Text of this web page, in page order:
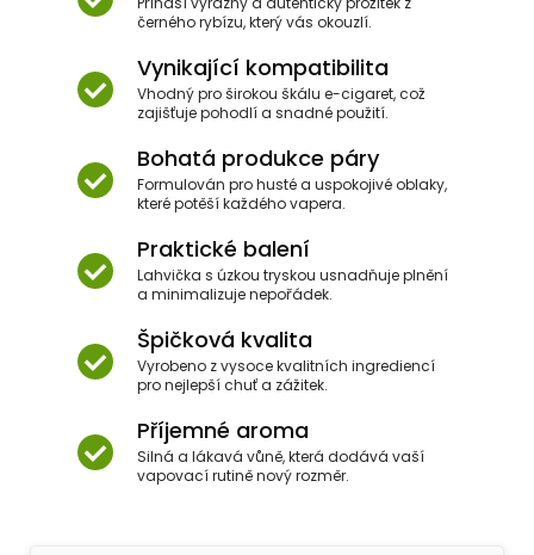
černého rybízu, který vás okouzlí.
Vynikající kompatibilita
Vhodný pro širokou škálu e-cigaret, což
zajišťuje pohodlí a snadné použití.
Bohatá produkce páry
Formulován pro husté a uspokojivé oblaky,
které potěší každého vapera.
Praktické balení
Lahvička s úzkou tryskou usnadňuje plnění
a minimalizuje nepořádek.
Špičková kvalita
Vyrobeno z vysoce kvalitních ingrediencí
pro nejlepší chuť a zážitek.
Příjemné aroma
Silná a lákavá vůně, která dodává vaší
vapovací rutině nový rozměr.